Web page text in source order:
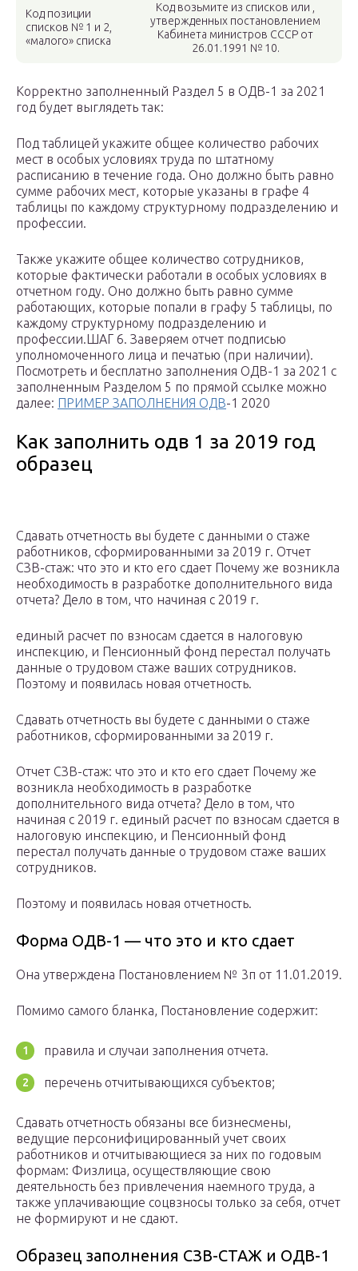
Код позиции
списков № 1 и 2,
«малого» списка
Код возьмите из списков или ,
утвержденных постановлением
Кабинета министров СССР от
26.01.1991 № 10.
Корректно заполненный Раздел 5 в ОДВ-1 за 2021
год будет выглядеть так:
Под таблицей укажите общее количество рабочих
мест в особых условиях труда по штатному
расписанию в течение года. Оно должно быть равно
сумме рабочих мест, которые указаны в графе 4
таблицы по каждому структурному подразделению и
профессии.
Также укажите общее количество сотрудников,
которые фактически работали в особых условиях в
отчетном году. Оно должно быть равно сумме
работающих, которые попали в графу 5 таблицы, по
каждому структурному подразделению и
профессии.ШАГ 6. Заверяем отчет подписью
уполномоченного лица и печатью (при наличии).
Посмотреть и бесплатно заполнения ОДВ-1 за 2021 с
заполненным Разделом 5 по прямой ссылке можно
далее: ПРИМЕР ЗАПОЛНЕНИЯ ОДВ-1 2020
Как заполнить одв 1 за 2019 год
образец
Сдавать отчетность вы будете с данными о стаже
работников, сформированными за 2019 г. Отчет
СЗВ-стаж: что это и кто его сдает Почему же возникла
необходимость в разработке дополнительного вида
отчета? Дело в том, что начиная с 2019 г.
единый расчет по взносам сдается в налоговую
инспекцию, и Пенсионный фонд перестал получать
данные о трудовом стаже ваших сотрудников.
Поэтому и появилась новая отчетность.
Сдавать отчетность вы будете с данными о стаже
работников, сформированными за 2019 г.
Отчет СЗВ-стаж: что это и кто его сдает Почему же
возникла необходимость в разработке
дополнительного вида отчета? Дело в том, что
начиная с 2019 г. единый расчет по взносам сдается в
налоговую инспекцию, и Пенсионный фонд
перестал получать данные о трудовом стаже ваших
сотрудников.
Поэтому и появилась новая отчетность.
Форма ОДВ-1 — что это и кто сдает
Она утверждена Постановлением № 3п от 11.01.2019.
Помимо самого бланка, Постановление содержит:
правила и случаи заполнения отчета.
перечень отчитывающихся субъектов;
Сдавать отчетность обязаны все бизнесмены,
ведущие персонифицированный учет своих
работников и отчитывающиеся за них по годовым
формам: Физлица, осуществляющие свою
деятельность без привлечения наемного труда, а
также уплачивающие соцвзносы только за себя, отчет
не формируют и не сдают.
Образец заполнения СЗВ-СТАЖ и ОДВ-1